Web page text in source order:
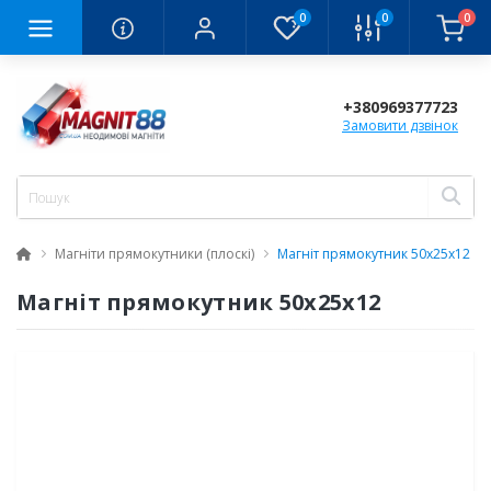
0 0 0
+380969377723
Замовити дзвінок
Магніти прямокутники (плоскі) Магніт прямокутник 50x25x12
Магніт прямокутник 50x25x12